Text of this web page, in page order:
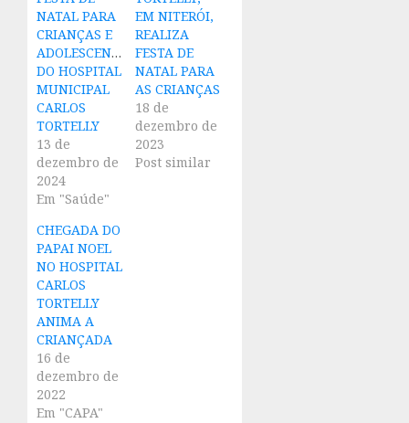
NATAL PARA
CRIANÇAS E
ADOLESCENTES
DO HOSPITAL
MUNICIPAL
CARLOS
TORTELLY
13 de
dezembro de
2024
Em "Saúde"
EM NITERÓI,
REALIZA
FESTA DE
NATAL PARA
AS CRIANÇAS
18 de
dezembro de
2023
Post similar
CHEGADA DO
PAPAI NOEL
NO HOSPITAL
CARLOS
TORTELLY
ANIMA A
CRIANÇADA
16 de
dezembro de
2022
Em "CAPA"